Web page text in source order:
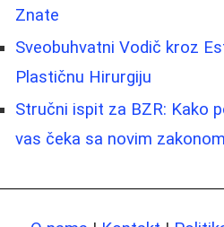
Znate
Sveobuhvatni Vodič kroz
Plastičnu Hirurgiju
Stručni ispit za BZR: Kako
vas čeka sa novim zakonom